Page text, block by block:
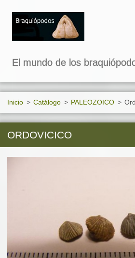
El mundo de los
Inicio > Catálogo > PALEOZOICO >
ORDOVICICO